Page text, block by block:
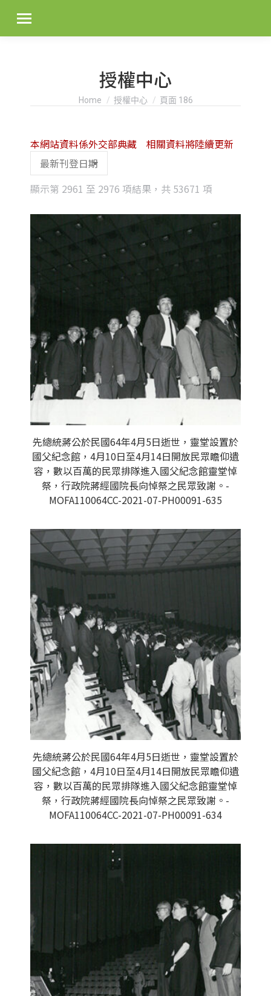
授權中心
You are here:
Home 授權中心 頁面 186
顯示第 2961 至 2976 項結果，共 53671 項
latest
本網站資料係外交部典藏 相關資料將陸續更新
先總統蔣公於民國64年4月5日逝世，靈堂設置於
國父紀念館，4月10日至4月14日開放民眾瞻仰遺
容，數以百萬的民眾排隊進入國父紀念館靈堂悼
祭，行政院蔣經國院長向悼祭之民眾致謝。-
MOFA110064CC-2021-07-PH00091-635
先總統蔣公於民國64年4月5日逝世，靈堂設置於
國父紀念館，4月10日至4月14日開放民眾瞻仰遺
容，數以百萬的民眾排隊進入國父紀念館靈堂悼
祭，行政院蔣經國院長向悼祭之民眾致謝。-
MOFA110064CC-2021-07-PH00091-634